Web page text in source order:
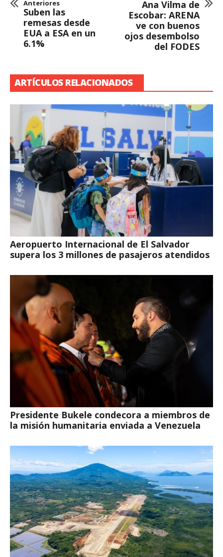
Anteriores
Suben las
remesas desde
EUA a ESA en un
6.1%
Ana Vilma de
Escobar: ARENA
ve con buenos
ojos desembolso
del FODES
ARTÍCULOS RELACIONADOS
Aeropuerto Internacional de El Salvador
supera los 3 millones de pasajeros atendidos
Presidente Bukele condecora a miembros de
la misión humanitaria enviada a Venezuela